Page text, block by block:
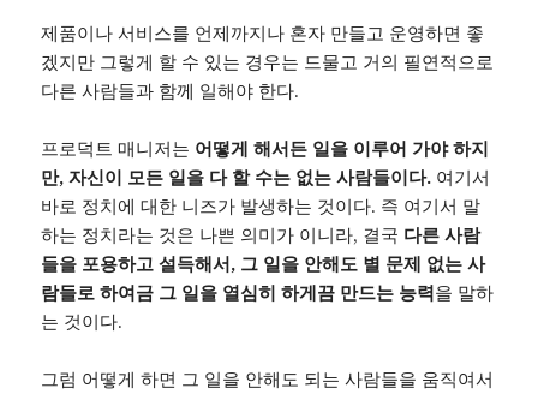
제품이나 서비스를 언제까지나 혼자 만들고 운영하면 좋
겠지만 그렇게 할 수 있는 경우는 드물고 거의 필연적으로
다른 사람들과 함께 일해야 한다.
프로덕트 매니저는 어떻게 해서든 일을 이루어 가야 하지
만, 자신이 모든 일을 다 할 수는 없는 사람들이다. 여기서
바로 정치에 대한 니즈가 발생하는 것이다. 즉 여기서 말
하는 정치라는 것은 나쁜 의미가 이니라, 결국 다른 사람
들을 포용하고 설득해서, 그 일을 안해도 별 문제 없는 사
람들로 하여금 그 일을 열심히 하게끔 만드는 능력을 말하
는 것이다.
그럼 어떻게 하면 그 일을 안해도 되는 사람들을 움직여서